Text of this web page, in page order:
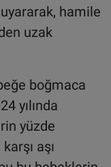
hamile
uzak
boğmaca
yılında
yüzde
aşı